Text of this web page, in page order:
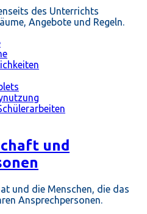
des Unterrichts
Angebote und Regeln.
und
und die Menschen, die das
Ansprechpersonen.